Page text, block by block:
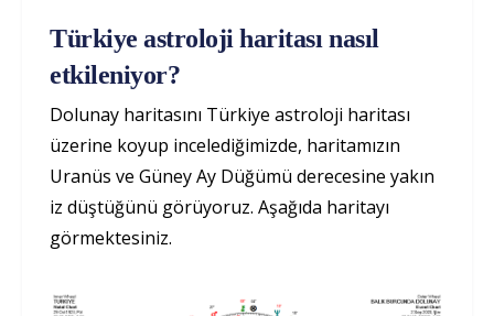
Türkiye astroloji haritası nasıl
etkileniyor?
Dolunay haritasını Türkiye astroloji haritası
üzerine koyup incelediğimizde, haritamızın
Uranüs ve Güney Ay Düğümü derecesine yakın
iz düştüğünü görüyoruz. Aşağıda haritayı
görmektesiniz.